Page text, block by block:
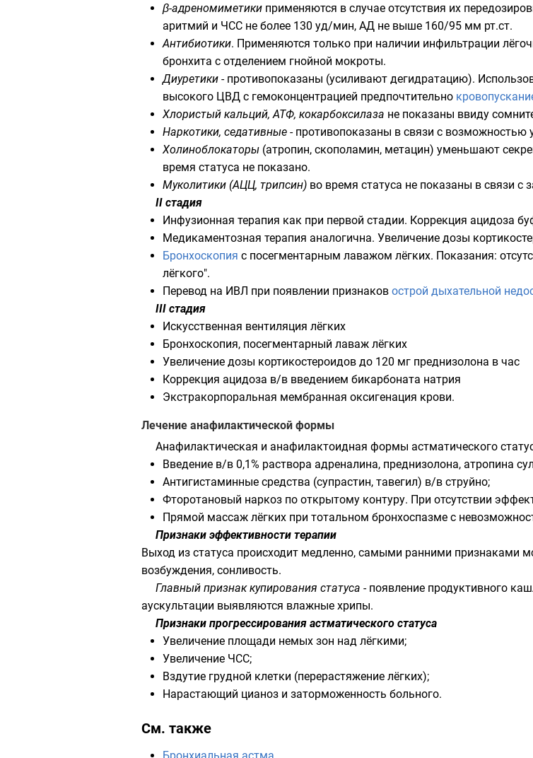
β-адреномиметики применяются в случае отсутствия их
аритмий и ЧСС не более 130 уд/мин, АД не выше 160/95 мм рт.ст.
Антибиотики. Применяются только при наличии инфильтрации
бронхита с отделением гнойной мокроты.
Диуретики - противопоказаны (усиливают дегидратацию).
высокого ЦВД с гемоконцентрацией предпочтительно
Хлористый кальций, АТФ, кокарбоксилаза не показаны ввиду
Наркотики, седативные - противопоказаны в связи с возможностью
Холиноблокаторы (атропин, скополамин, метацин) уменьшают
время статуса не показано.
Муколитики (АЦЦ, трипсин) во время статуса не показаны в связи с
II стадия
Инфузионная терапия как при первой стадии. Коррекция ацидоза
Медикаментозная терапия аналогична. Увеличение дозы
Бронхоскопия с посегментарным лаважом лёгких. Показания:
лёгкого".
Перевод на ИВЛ при появлении признаков острой дыхательной
III стадия
Искусственная вентиляция лёгких
Бронхоскопия, посегментарный лаваж лёгких
Увеличение дозы кортикостероидов до 120 мг преднизолона в час
Коррекция ацидоза в/в введением бикарбоната натрия
Экстракорпоральная мембранная оксигенация крови.
Лечение анафилактической формы
Анафилактическая и анафилактоидная формы астматического
Введение в/в 0,1% раствора адреналина, преднизолона, атропина
Антигистаминные средства (супрастин, тавегил) в/в струйно;
Фторотановый наркоз по открытому контуру. При отсутствии
Прямой массаж лёгких при тотальном бронхоспазме с
Признаки эффективности терапии
Выход из статуса происходит медленно, самыми ранними признаками
возбуждения, сонливость.
Главный признак купирования статуса - появление продуктивного
аускультации выявляются влажные хрипы.
Признаки прогрессирования астматического статуса
Увеличение площади немых зон над лёгкими;
Увеличение ЧСС;
Вздутие грудной клетки (перерастяжение лёгких);
Нарастающий цианоз и заторможенность больного.
См. также